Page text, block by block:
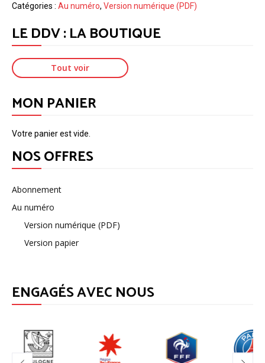
–
DDV
•
Faire
taire
la
–
Printemps
2022
Catégories : Au numéro, Version numérique (PDF)
LE DDV : LA BOUTIQUE
Tout voir
MON PANIER
Votre panier est vide.
NOS OFFRES
Abonnement
Au numéro
Version numérique (PDF)
Version papier
ENGAGÉS AVEC NOUS